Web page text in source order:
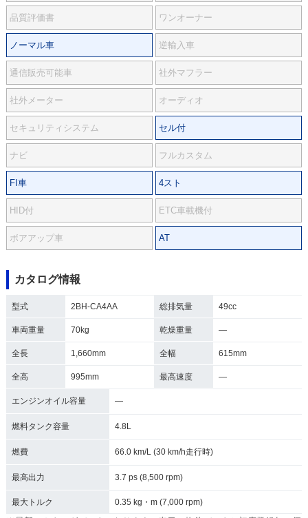
品質評価書 ワンオーナー
ノーマル車 逆輸入車
通信販売可能車 社外マフラー
社外メーター オーディオ
セキュリティシステム セル付
ナビ フルカスタム
FI車 4スト
HID付 ETC車載機付
ボアアップ車 AT
カタログ情報
型式 2BH-CA4AA 総排気量 49cc
車両重量 70kg 乾燥重量 ―
全長 1,660mm 全幅 615mm
全高 995mm 最高速度 ―
エンジンオイル容量 ―
燃料タンク容量 4.8L
燃費 66.0 km/L (30 km/h走行時)
最高出力 3.7 ps (8,500 rpm)
最大トルク 0.35 kg・m (7,000 rpm)